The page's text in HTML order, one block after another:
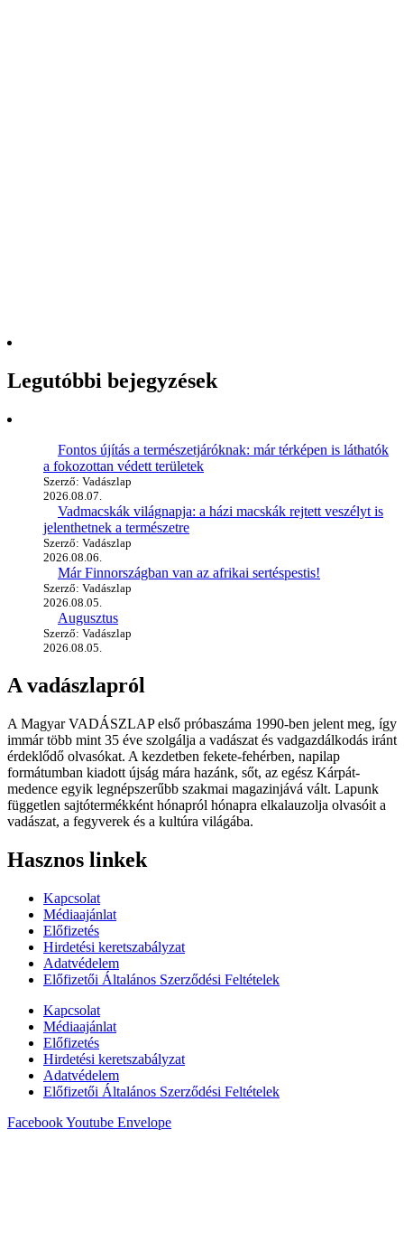
Legutóbbi bejegyzések
Fontos újítás a természetjáróknak: már térképen is láthatók
a fokozottan védett területek
Szerző: Vadászlap
2026.08.07.
Vadmacskák világnapja: a házi macskák rejtett veszélyt is
jelenthetnek a természetre
Szerző: Vadászlap
2026.08.06.
Már Finnországban van az afrikai sertéspestis!
Szerző: Vadászlap
2026.08.05.
Augusztus
Szerző: Vadászlap
2026.08.05.
A vadászlapról
A Magyar VADÁSZLAP első próbaszáma 1990-ben jelent meg, így
immár több mint 35 éve szolgálja a vadászat és vadgazdálkodás iránt
érdeklődő olvasókat. A kezdetben fekete-fehérben, napilap
formátumban kiadott újság mára hazánk, sőt, az egész Kárpát-
medence egyik legnépszerűbb szakmai magazinjává vált. Lapunk
független sajtótermékként hónapról hónapra elkalauzolja olvasóit a
vadászat, a fegyverek és a kultúra világába.
Hasznos linkek
Kapcsolat
Médiaajánlat
Előfizetés
Hirdetési keretszabályzat
Adatvédelem
Előfizetői Általános Szerződési Feltételek
Kapcsolat
Médiaajánlat
Előfizetés
Hirdetési keretszabályzat
Adatvédelem
Előfizetői Általános Szerződési Feltételek
FacebookYoutube Envelope